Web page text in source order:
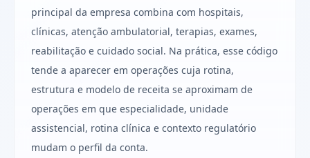
principal da empresa combina com hospitais,
clínicas, atenção ambulatorial, terapias, exames,
reabilitação e cuidado social. Na prática, esse código
tende a aparecer em operações cuja rotina,
estrutura e modelo de receita se aproximam de
operações em que especialidade, unidade
assistencial, rotina clínica e contexto regulatório
mudam o perfil da conta.